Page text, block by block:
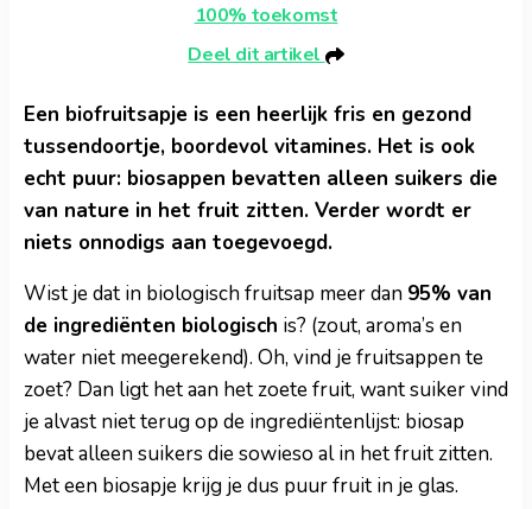
100% toekomst
Deel dit artikel
Een biofruitsapje is een heerlijk fris en gezond
tussendoortje, boordevol vitamines. Het is ook
echt puur: biosappen bevatten alleen suikers die
van nature in het fruit zitten. Verder wordt er
niets onnodigs aan toegevoegd.
Wist je dat in biologisch fruitsap meer dan 95% van
de ingrediënten biologisch is? (zout, aroma’s en
water niet meegerekend). Oh, vind je fruitsappen te
zoet? Dan ligt het aan het zoete fruit, want suiker vind
je alvast niet terug op de ingrediëntenlijst: biosap
bevat alleen suikers die sowieso al in het fruit zitten.
Met een biosapje krijg je dus puur fruit in je glas.